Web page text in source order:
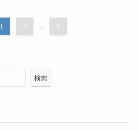
1 2 ... 5
検索